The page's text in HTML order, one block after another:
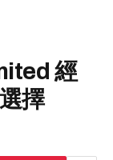
經
擇